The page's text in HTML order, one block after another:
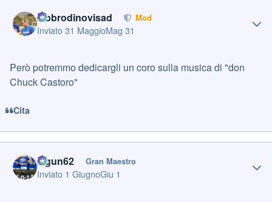
labbrodinovisad Mod
Inviato31 MaggioMag 31
Però potremmo dedicargli un coro sulla musica di "don
Chuck Castoro"
Cita
Iagun62 Gran Maestro
Inviato 1 GiugnoGiu 1